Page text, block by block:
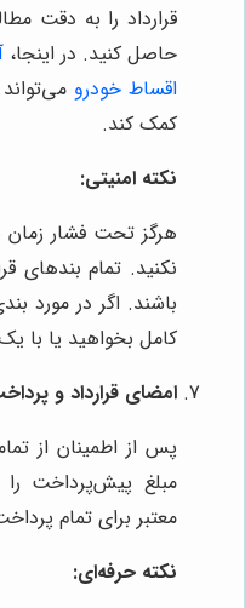
قرارداد را به دقت
حاصل کنید. در اینجا،
اقساط خودرو
کمک کند.
نکته امنیتی:
هرگز تحت فشار زمان
نکنید. تمام بندهای
باشند. اگر در مورد
کامل بخواهید یا با
امضای قرارداد و
پس از اطمینان از
مبلغ پیش‌پرداخت
معتبر برای تمام
نکته حرفه‌ای: